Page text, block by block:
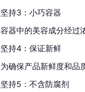
坚持3：小巧容器
容器中的美容成分经过
坚持4：保证新鲜
为确保产品新鲜度和品
坚持5：不含防腐剂